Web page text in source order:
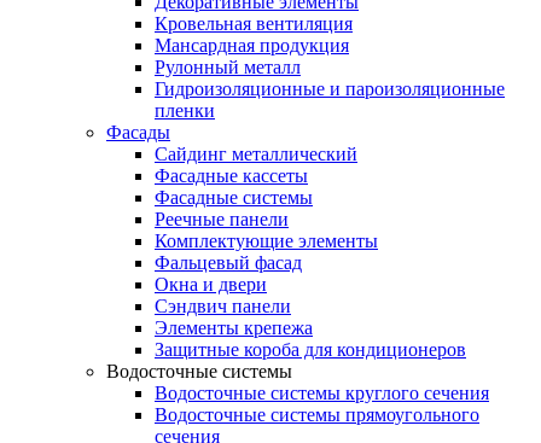
Кровельная вентиляция
Мансардная продукция
Рулонный металл
Гидроизоляционные и пароизоляционные
пленки
Фасады
Сайдинг металлический
Фасадные кассеты
Фасадные системы
Реечные панели
Комплектующие элементы
Фальцевый фасад
Окна и двери
Сэндвич панели
Элементы крепежа
Защитные короба для кондиционеров
Водосточные системы
Водосточные системы круглого сечения
Водосточные системы прямоугольного
сечения